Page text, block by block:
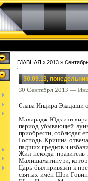
ГЛАВНАЯ » 2013 » Сентябрь
30.09.13,
30 Сентября 2013 —
Слава Индира Экадаши
Махарадж Юдхиштхира
период убывающей
приобрести, соблюдая
Господь Кришна
падших предков и
Жил некогда
Махишаматипури,
Царь был привязан к
святых имён Шри